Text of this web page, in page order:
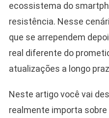
ecossistema do
resistência. Nesse
que se arrependem
real diferente do
atualizações a longo
Neste artigo você vai
realmente importa